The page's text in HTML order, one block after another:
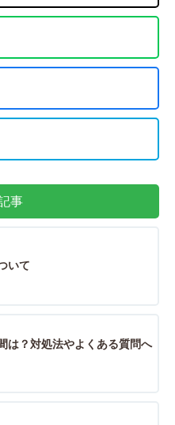
事
いて
は？対処法やよくある質問へ